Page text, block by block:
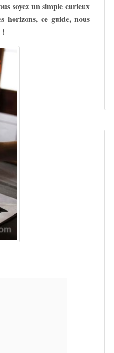
soyez un simple curieux
horizons, ce guide, nous
!